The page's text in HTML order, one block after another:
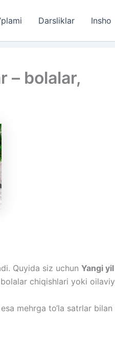
Darsliklar Insho
– bolalar,
Quyida siz uchun Yangi yil
chiqishlari yoki oilaviy
mehrga to‘la satrlar bilan